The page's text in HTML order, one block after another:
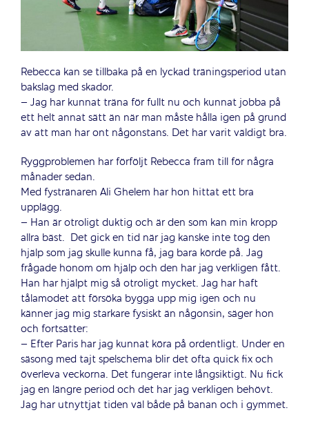
Rebecca kan se tillbaka på en lyckad träningsperiod utan
bakslag med skador.
– Jag har kunnat träna för fullt nu och kunnat jobba på
ett helt annat sätt än när man måste hålla igen på grund
av att man har ont någonstans. Det har varit väldigt bra.
Ryggproblemen har förföljt Rebecca fram till för några
månader sedan.
Med fystränaren Ali Ghelem har hon hittat ett bra
upplägg.
– Han är otroligt duktig och är den som kan min kropp
allra bäst. Det gick en tid när jag kanske inte tog den
hjälp som jag skulle kunna få, jag bara körde på. Jag
frågade honom om hjälp och den har jag verkligen fått.
Han har hjälpt mig så otroligt mycket. Jag har haft
tålamodet att försöka bygga upp mig igen och nu
känner jag mig starkare fysiskt än någonsin, säger hon
och fortsätter:
– Efter Paris har jag kunnat köra på ordentligt. Under en
säsong med tajt spelschema blir det ofta quick fix och
överleva veckorna. Det fungerar inte långsiktigt. Nu fick
jag en längre period och det har jag verkligen behövt.
Jag har utnyttjat tiden väl både på banan och i gymmet.